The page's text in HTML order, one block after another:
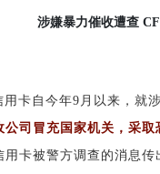
涉嫌暴力催收遭查
卡自今年9月以来，就
公司冒充国家机关，采
用卡被警方调查的消息